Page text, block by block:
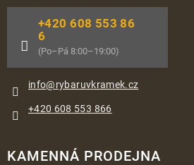
info@rybaruvkramek.cz
+420 608 553 86
6
(Po–Pá 8:00–19:00)
+420 608 553 866
KAMENNÁ PRODEJNA